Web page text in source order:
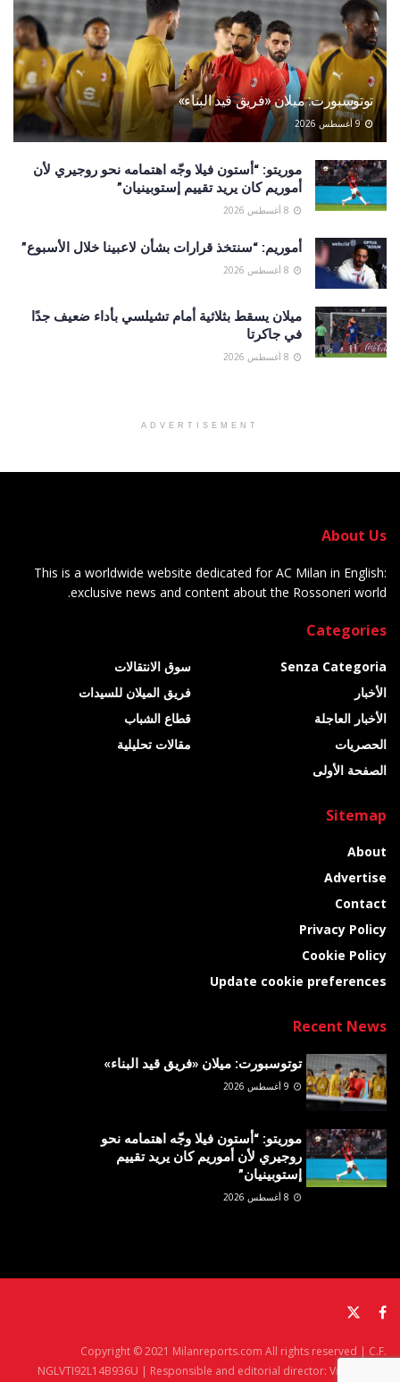
توتوسبورت: ميلان «فريق قيد البناء»
9 أغسطس 2026
موريتو: “أستون فيلا وجّه اهتمامه نحو روجيري لأن
أموريم كان يريد تقييم إستوبينيان”
أموريم: “سنتخذ قرارات بشأن لاعبينا خلال الأسبوع”
ميلان يسقط بثلاثية أمام تشيلسي بأداء ضعيف جدًا
في جاكرتا
ADVERTISEMENT
About Us
This is a worldwide website dedicated for AC Milan in English:
exclusive news and content about the Rossoneri world.
Categories
Senza Categoria
الأخبار
الأخبار العاجلة
الحصريات
الصفحة الأولى
سوق الانتقالات
فريق الميلان للسيدات
قطاع الشباب
مقالات تحليلية
Sitemap
About
Advertise
Contact
Privacy Policy
Cookie Policy
Update cookie preferences
Recent News
توتوسبورت: ميلان «فريق قيد البناء»
موريتو: “أستون فيلا وجّه اهتمامه نحو
روجيري لأن أموريم كان يريد تقييم
إستوبينيان”
Copyright © 2021 Milanreports.com All rights reserved | C.F.
NGLVTI92L14B936U | Responsible and editorial director: Vito Angelè